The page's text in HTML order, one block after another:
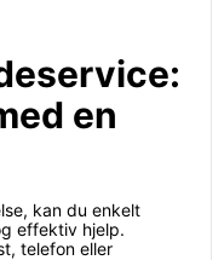
en
kan du enkelt
effektiv hjelp.
telefon eller